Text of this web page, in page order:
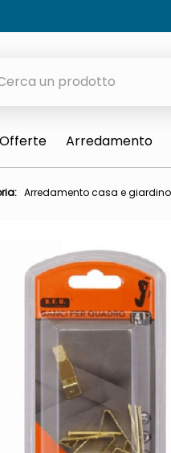
ombrelloni
italia independent occhiali
lucidatrice pavimenti
pattumiera raccolta
elenco telefonico
faro solare
Offerte Arredamento
Arredamento casa e giardino